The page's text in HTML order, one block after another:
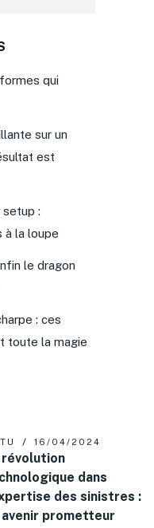
qui
sur un
est
setup :
à la loupe
le dragon
: ces
toute la magie
16/04/2024
révolution
dans
des sinistres :
avenir prometteur